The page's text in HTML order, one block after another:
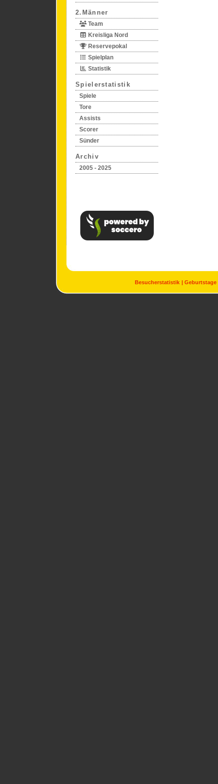
2.Männer
Team
Kreisliga Nord
Reservepokal
Spielplan
Statistik
Spielerstatistik
Spiele
Tore
Assists
Scorer
Sünder
Archiv
2005 - 2025
Besucherstatistik Geburtstage